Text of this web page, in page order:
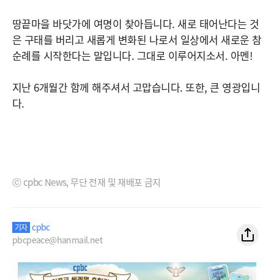
땅끝마을 바닷가에 여명이 찾아듭니다. 새로 태어난다는 것
은 구태를 버리고 새롭게 변화된 나로서 일상에서 새로운 참
순례를 시작한다는 말입니다. 그대로 이루어지소서. 아멘!
지난 6개월간 함께 해주셔서 고맙습니다. 또한, 큰 영광입니
다.
ⓒ cpbc News, 무단 전재 및 재배포 금지
기자 cpbc
pbcpeace@hanmail.net